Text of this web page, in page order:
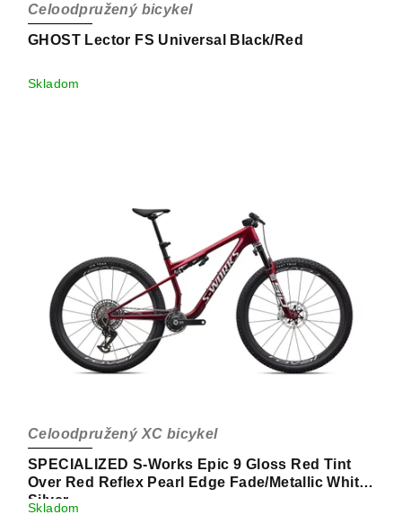
GHOST Lector FS Universal Black/Red
Celoodpružený bicykel
Skladom
SPECIALIZED S-Works Epic 9 Gloss Red Tint
Over Red Reflex Pearl Edge Fade/Metallic White
Silver
Celoodpružený XC bicykel
Skladom